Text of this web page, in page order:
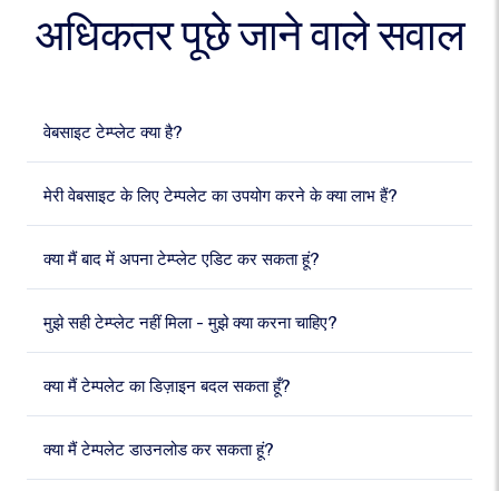
अधिकतर पूछे जाने वाले सवाल
वेबसाइट टेम्प्लेट क्या है?
मेरी वेबसाइट के लिए टेम्पलेट का उपयोग करने के क्या लाभ हैं?
क्या मैं बाद में अपना टेम्प्लेट एडिट कर सकता हूं?
मुझे सही टेम्प्लेट नहीं मिला - मुझे क्या करना चाहिए?
क्या मैं टेम्पलेट का डिज़ाइन बदल सकता हूँ?
क्या मैं टेम्पलेट डाउनलोड कर सकता हूं?